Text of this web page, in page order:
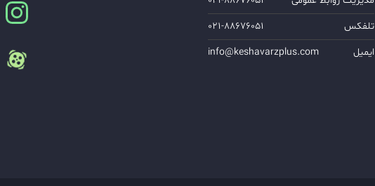
تلفکس
۰۲۱-۸۸۶۷۶۰۵۱
ایمیل
info@keshavarzplus.com